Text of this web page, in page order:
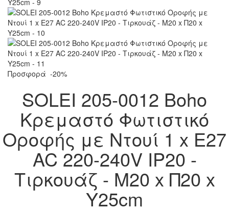
Προσφορά -20%
SOLEI 205-0012 Boho
Κρεμαστό Φωτιστικό
Οροφής με Ντουί 1 x E27
AC 220-240V IP20 -
Τιρκουάζ - M20 x Π20 x
Υ25cm